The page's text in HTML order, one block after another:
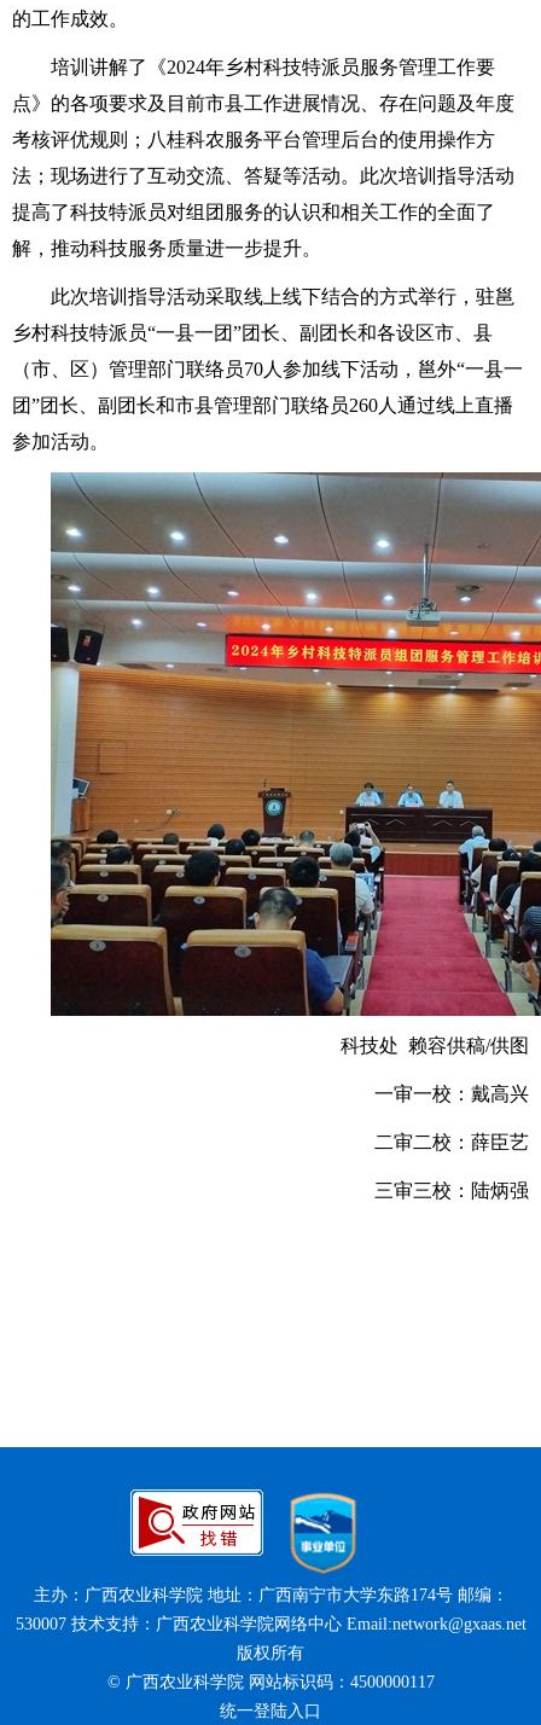
的工作成效。
培训讲解了《2024年乡村科技特派员服务管理工作要
点》的各项要求及目前市县工作进展情况、存在问题及年度
考核评优规则；八桂科农服务平台管理后台的使用操作方
法；现场进行了互动交流、答疑等活动。此次培训指导活动
提高了科技特派员对组团服务的认识和相关工作的全面了
解，推动科技服务质量进一步提升。
此次培训指导活动采取线上线下结合的方式举行，驻邕
乡村科技特派员“一县一团”团长、副团长和各设区市、县
（市、区）管理部门联络员70人参加线下活动，邕外“一县一
团”团长、副团长和市县管理部门联络员260人通过线上直播
参加活动。
科技处 赖容供稿/供图
一审一校：戴高兴
二审二校：薛臣艺
三审三校：陆炳强
主办：广西农业科学院 地址：广西南宁市大学东路174号 邮编：
530007 技术支持：广西农业科学院网络中心 Email:network@gxaas.net
版权所有
© 广西农业科学院 网站标识码：4500000117
统一登陆入口